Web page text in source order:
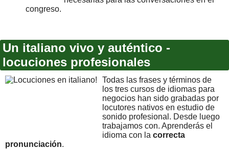
congreso.
Un italiano vivo y auténtico -
locuciones profesionales
Todas las frases y términos de
los tres cursos de idiomas para
negocios han sido grabadas por
locutores nativos en estudio de
sonido profesional. Desde luego
trabajamos con. Aprenderás el
idioma con la correcta
pronunciación.